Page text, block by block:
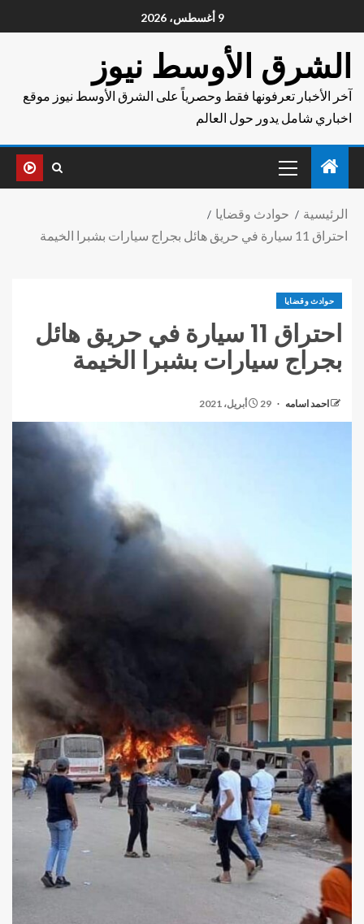
9 أغسطس، 2026
الشرق الأوسط نيوز
آخر الأخبار تعرفونها فقط وحصرياً على الشرق الأوسط نيوز موقع
اخباري شامل يدور حول العالم
الرئيسية
حوادث وقضايا
احتراق 11 سيارة في حريق هائل بجراج سيارات بشبرا الخيمة
حوادث وقضايا
احتراق 11 سيارة في حريق هائل
بجراج سيارات بشبرا الخيمة
احمد اسامه 29 أبريل، 2021